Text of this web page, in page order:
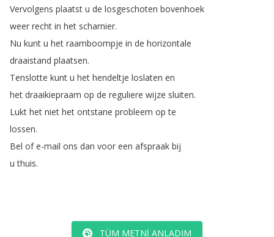
Vervolgens plaatst u de losgeschoten bovenhoek
weer recht in het scharnier.
Nu kunt u het raamboompje in de horizontale
draaistand plaatsen.
Tenslotte kunt u het hendeltje loslaten en
het draaikiepraam op de reguliere wijze sluiten.
Lukt het niet het ontstane probleem op te
lossen.
Bel of e-mail ons dan voor een afspraak bij
u thuis.
TÜM METNI ANLADIM